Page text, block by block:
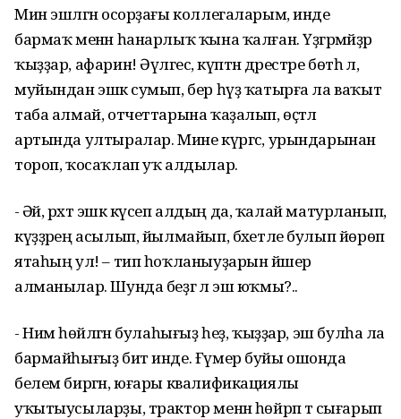
Мин эшләгән осорҙағы коллегаларым, инде
бармаҡ менән һанарлыҡ ҡына ҡалған. Үҙгәрмәйҙәр
ҡыҙҙар, афарин! Әүәлгесә, күптән дәрестәре бөтһә лә,
муйындан эшкә сумып, бер һүҙ ҡатырға ла ваҡыт
таба алмай, отчеттарына ҡаҙалып, өҫтәл
артында ултыралар. Мине күргәс, урындарынан
тороп, ҡосаҡлап уҡ алдылар.
- Әәәәй, рәхәт эшкә күсеп алдың да, ҡалай матурланып,
күҙҙәрең асылып, йылмайып, бәхетле булып йөрөп
ятаһың ул! – тип һоҡланыуҙарын йәшерә
алманылар. Шунда беҙгә лә эш юҡмы?..
- Нимә һөйләгән булаһығыҙ һеҙ, ҡыҙҙар, эш булһа ла
бармайһығыҙ бит инде. Ғүмер буйы ошонда
белем биргән, юғары квалификациялы
уҡытыусыларҙы, трактор менән һөйрәп тә сығарып